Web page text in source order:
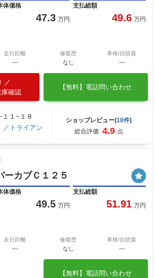
体価格
47.3 万円
支払総額
49.6 万円
走行距離
―
修復歴
なし
車検/自賠責
―
庫確認
【無料】電話問い合わせ
１−１８
／トライアン
ショップレビュー(10件)
総合評価: 4.9 点
ーカブＣ１２５
体価格
49.5 万円
支払総額
51.91 万円
走行距離
―
修復歴
なし
車検/自賠責
―
【無料】電話問い合わせ